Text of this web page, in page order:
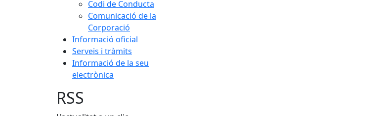
Codi de Conducta
Comunicació de la
Corporació
Informació oficial
Serveis i tràmits
Informació de la seu
electrònica
RSS